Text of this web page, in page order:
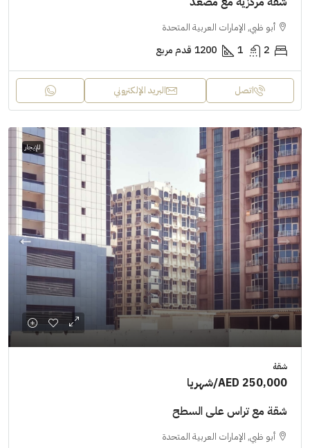
أبو ظبي, الإمارات العربية المتحدة
2
1
1200 قدم مربع
اتصل البريد الإلكتروني
للإيجار
شقة
AED 250,000/شهريا
شقة مع تراس على السطح
أبو ظبي, الإمارات العربية المتحدة